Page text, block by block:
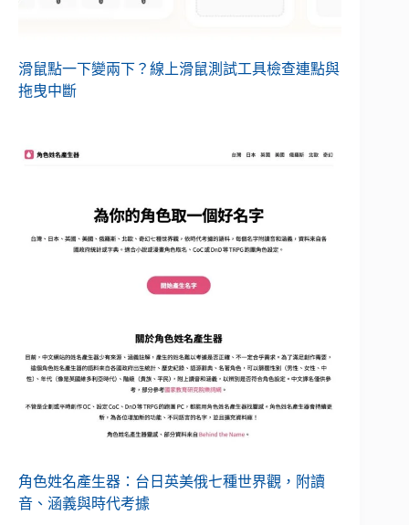
滑鼠點一下變兩下？線上滑鼠測試工具檢查連點與
拖曳中斷
角色姓名產生器：台日英美俄七種世界觀，附讀
音、涵義與時代考據